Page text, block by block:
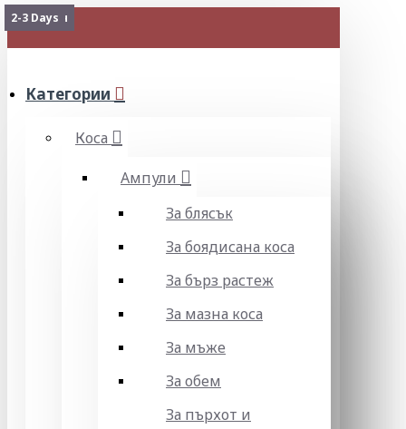
МЕНЮ
Категории
Коса
Ампули
За блясък
За боядисана коса
За бърз растеж
За мазна коса
За мъже
За обем
За пърхот и
Изчерпан
Изчерпан
Изчерпан
Изчерпан
2-3 Days